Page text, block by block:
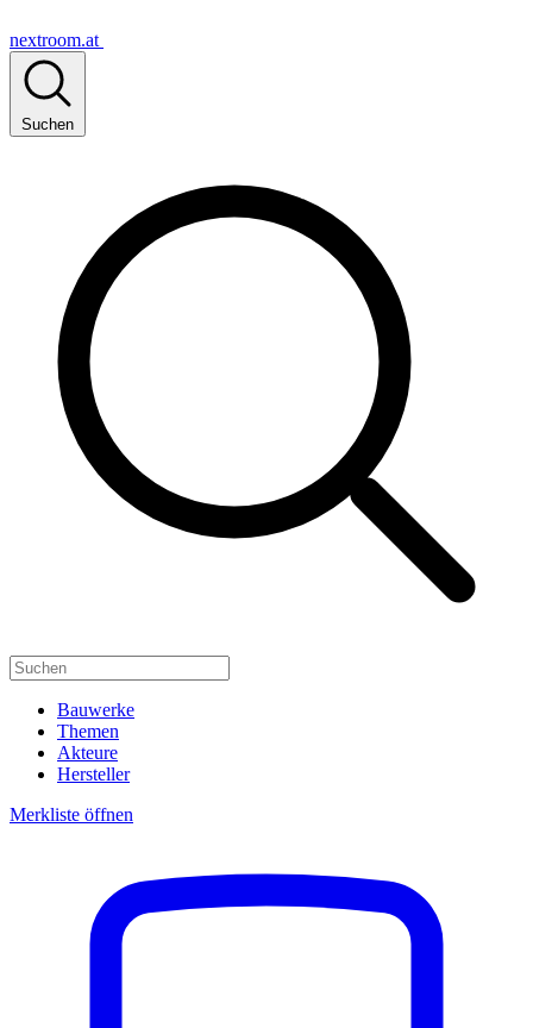
nextroom.at
Suchen
Bauwerke
Themen
Akteure
Hersteller
Merkliste öffnen